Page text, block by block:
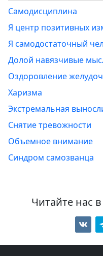
Самодисциплина
Я центр позитивных
Я самодостаточный
Долой навязчивые
Оздоровление
Харизма
Экстремальная
Снятие тревожности
Объемное внимание
Синдром самозванца
Читайте нас